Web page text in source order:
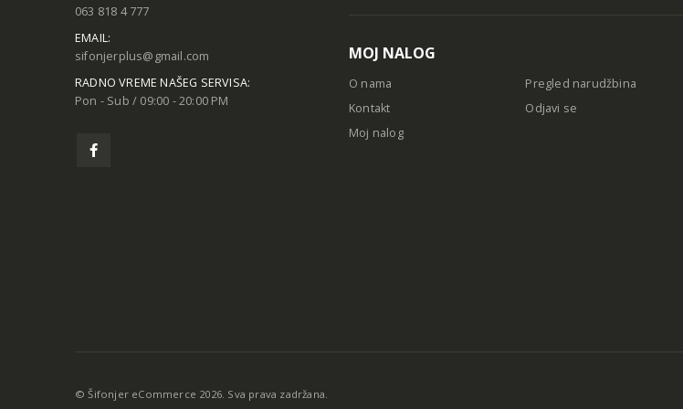
063 818 4 777
EMAIL:
sifonjerplus@gmail.com
RADNO VREME NAŠEG SERVISA:
Pon - Sub / 09:00 - 20:00 PM
MOJ NALOG
O nama
Kontakt
Moj nalog
Pregled narudžbina
Odjavi se
© Šifonjer eCommerce 2026. Sva prava zadržana.